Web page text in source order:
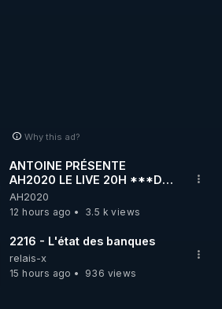
rdlr_thierrycasasnovas/
RGNR (stages,
Why this ad?
ANTOINE PRÉSENTE
AH2020 LE LIVE 20H ***DU
06/08/2026***
AH2020
12 hours ago
3.5 k views
2216 - L'état des banques
relais-x
15 hours ago
936 views